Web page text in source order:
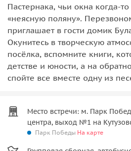
Пастернака, чьи окна когда-
«неясную поляну».
приглашает в гости домик
Окунитесь в творческую
посёлка, вспомните книги,
детстве и юности, а на
спойте все вместе одну из
Место встречи: м. Парк
центра, выход №1 на
Парк Победы На карте